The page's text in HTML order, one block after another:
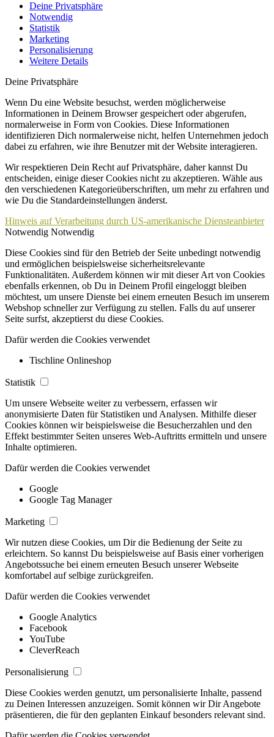
Deine Privatsphäre
Notwendig
Statistik
Marketing
Personalisierung
Weitere Details
Deine Privatsphäre
Wenn Du eine Website besuchst, werden möglicherweise
Informationen in Deinem Browser gespeichert oder abgerufen,
normalerweise in Form von Cookies. Diese Informationen
identifizieren Dich normalerweise nicht, helfen Unternehmen jedoch
dabei zu erfahren, wie ihre Benutzer mit der Website interagieren.
Wir respektieren Dein Recht auf Privatsphäre, daher kannst Du
entscheiden, einige dieser Cookies nicht zu akzeptieren. Wähle aus
den verschiedenen Kategorieüberschriften, um mehr zu erfahren und
wie Du die Standardeinstellungen änderst.
Hinweis auf Verarbeitung durch US-amerikanische Diensteanbieter
Notwendig Notwendig
Diese Cookies sind für den Betrieb der Seite unbedingt notwendig
und ermöglichen beispielsweise sicherheitsrelevante
Funktionalitäten. Außerdem können wir mit dieser Art von Cookies
ebenfalls erkennen, ob Du in Deinem Profil eingeloggt bleiben
möchtest, um unsere Dienste bei einem erneuten Besuch im unserem
Webshop schneller zur Verfügung zu stellen. Falls du auf unserer
Seite surfst, akzeptierst du diese Cookies.
Dafür werden die Cookies verwendet
Tischline Onlineshop
Statistik
Um unsere Webseite weiter zu verbessern, erfassen wir
anonymisierte Daten für Statistiken und Analysen. Mithilfe dieser
Cookies können wir beispielsweise die Besucherzahlen und den
Effekt bestimmter Seiten unseres Web-Auftritts ermitteln und unsere
Inhalte optimieren.
Dafür werden die Cookies verwendet
Google
Google Tag Manager
Marketing
Wir nutzen diese Cookies, um Dir die Bedienung der Seite zu
erleichtern. So kannst Du beispielsweise auf Basis einer vorherigen
Angebotssuche bei einem erneuten Besuch unserer Webseite
komfortabel auf selbige zurückgreifen.
Dafür werden die Cookies verwendet
Google Analytics
Facebook
YouTube
CleverReach
Personalisierung
Diese Cookies werden genutzt, um personalisierte Inhalte, passend
zu Deinen Interessen anzuzeigen. Somit können wir Dir Angebote
präsentieren, die für den geplanten Einkauf besonders relevant sind.